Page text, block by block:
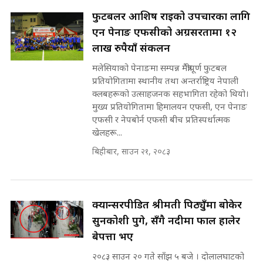
राष्ट्रिय सवालमा ९ दल एकजुट ||
Prachanda, Rabi, Gagan Stand
on the Same Page ||
SIDHAKURA ||
सहकारी पीडितसँग मन्त्री प्रतिभा रावलले
भनिन्–साथ दिनुहोस्, दबाब होइन ||
Sidhakura || Pratibha Rawal
कहिले बन्ला चक्रपथ ? विस्तार कार्यमा
Expansion Dilemma |
पोप्पोको पासोः कमाउने लोभमा घरबार नै
उठिबास | The Dark Side of
'Poppo Live'-SIDHAKURA
INVESTIGATION
मन्त्री आउने बित्तिकै सुरु भएको थियो
घुसको डिल || Raj Kumar Gupta ||
SIDHAKURA ||
भूमिसुधार मन्त्रीलाई जोगाइदै ! ||
SIDHAKURA ||
फुटबलर आशिष राईको उपचारका लागि
एन पेनाङ एफसीको अग्रसरतामा १२
लाख रुपैयाँ संकलन
मलेसियाको पेनाङमा सम्पन्न मैत्रीपूर्ण फुटबल
प्रतियोगितामा स्थानीय तथा अन्तर्राष्ट्रिय नेपाली
क्लबहरूको उत्साहजनक सहभागिता रहेको थियो।
मुख्य प्रतियोगितामा हिमालयन एफसी, एन पेनाङ
एफसी र नेपबोर्न एफसी बीच प्रतिस्पर्धात्मक
खेलहरू...
बिहीबार, साउन २१, २०८३
क्यान्सरपीडित श्रीमती पिठ्युँमा बोकेर
सुनकोशी पुगे, सँगै नदीमा फाल हालेर
बेपत्ता भए
२०८३ साउन २० गते साँझ ५ बजे । दोलालघाटको